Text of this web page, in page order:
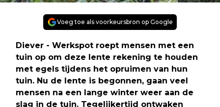
Voeg toe als voorkeursbron op Google
Diever - Werkspot roept mensen met een
tuin op om deze lente rekening te houden
met egels tijdens het opruimen van hun
tuin. Nu de lente is begonnen, gaan veel
mensen na een lange winter weer aan de
slag in de tuin. Tegelijkertijd ontwaken